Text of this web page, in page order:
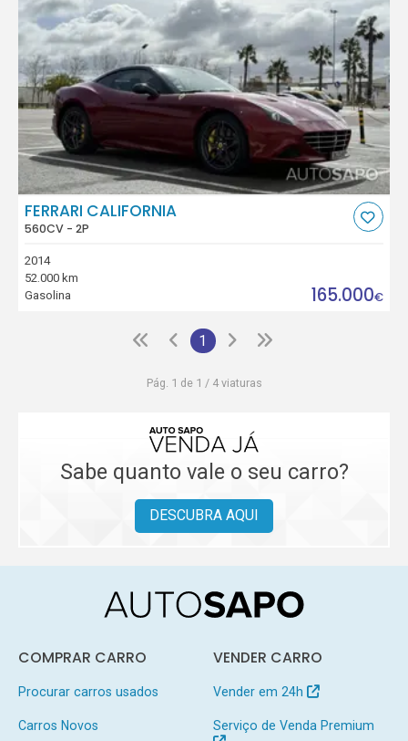
FERRARI CALIFORNIA
560CV - 2P
2014
52.000 km
Gasolina
165.000€
1
Pág. 1 de 1 / 4 viaturas
Sabe quanto vale o seu carro?
DESCUBRA AQUI
COMPRAR CARRO
Procurar carros usados
Carros Novos
VENDER CARRO
Vender em 24h
Serviço de Venda Premium